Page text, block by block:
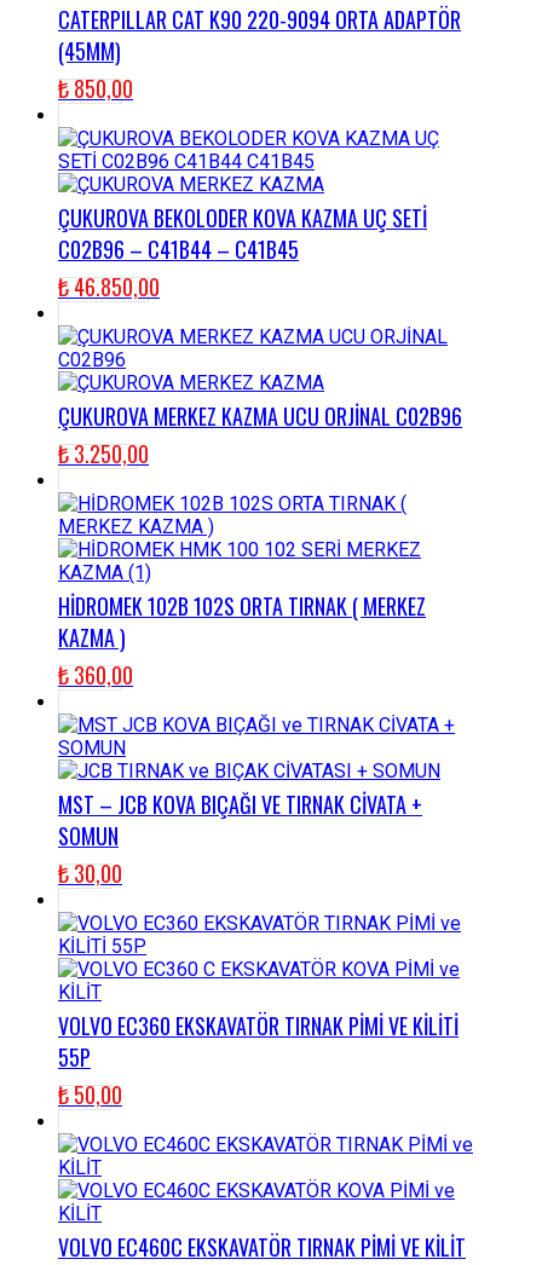
CATERPILLAR CAT K90 220-9094 ORTA ADAPTÖR
(45MM)
₺850,00
ÇUKUROVA BEKOLODER KOVA KAZMA UÇ SETİ
C02B96 – C41B44 – C41B45
₺46.850,00
ÇUKUROVA MERKEZ KAZMA UCU ORJİNAL C02B96
₺3.250,00
HİDROMEK 102B 102S ORTA TIRNAK ( MERKEZ
KAZMA )
₺360,00
MST – JCB KOVA BIÇAĞI VE TIRNAK CİVATA +
SOMUN
₺30,00
VOLVO EC360 EKSKAVATÖR TIRNAK PİMİ VE KİLİTİ
55P
₺50,00
VOLVO EC460C EKSKAVATÖR TIRNAK PİMİ VE KİLİT